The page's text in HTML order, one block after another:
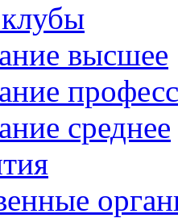
высшее
среднее